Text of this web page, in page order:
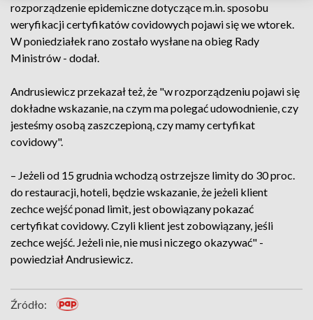
rozporządzenie epidemiczne dotyczące m.in. sposobu
weryfikacji certyfikatów covidowych pojawi się we wtorek.
W poniedziałek rano zostało wysłane na obieg Rady
Ministrów - dodał.
Andrusiewicz przekazał też, że "w rozporządzeniu pojawi się
dokładne wskazanie, na czym ma polegać udowodnienie, czy
jesteśmy osobą zaszczepioną, czy mamy certyfikat
covidowy".
– Jeżeli od 15 grudnia wchodzą ostrzejsze limity do 30 proc.
do restauracji, hoteli, będzie wskazanie, że jeżeli klient
zechce wejść ponad limit, jest obowiązany pokazać
certyfikat covidowy. Czyli klient jest zobowiązany, jeśli
zechce wejść. Jeżeli nie, nie musi niczego okazywać" -
powiedział Andrusiewicz.
Źródło: